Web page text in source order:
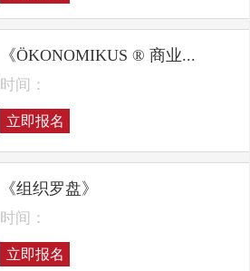
《ÖKONOMIKUS ® 商业...
时间：
立即报名
《组织罗盘》
时间：
立即报名